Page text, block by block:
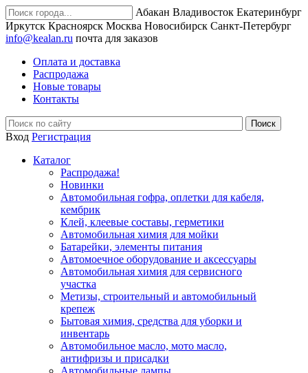
Абакан Владивосток Екатеринбург
Иркутск Красноярск Москва Новосибирск Санкт-Петербург
info@kealan.ru почта для заказов
Оплата и доставка
Распродажа
Новые товары
Контакты
Вход Регистрация
Каталог
Распродажа!
Новинки
Автомобильная гофра, оплетки для кабеля,
кембрик
Клей, клеевые составы, герметики
Автомобильная химия для мойки
Батарейки, элементы питания
Автомоечное оборудование и аксессуары
Автомобильная химия для сервисного
участка
Метизы, строительный и автомобильный
крепеж
Бытовая химия, средства для уборки и
инвентарь
Автомобильное масло, мото масло,
антифризы и присадки
Автомобильные лампы